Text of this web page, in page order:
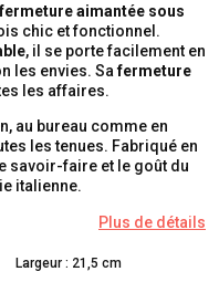
fermeture aimantée sous
chic et fonctionnel.
, il se porte facilement en
les envies. Safermeture
les affaires.
au bureau comme en
les tenues. Fabriqué en
savoir-faire et le goût du
italienne.
Plus de détails
Largeur : 21,5 cm